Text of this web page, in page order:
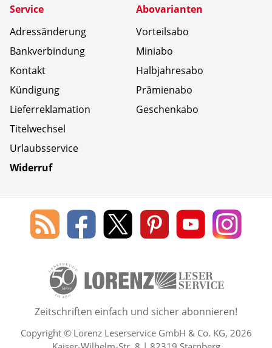
Service
Adressänderung
Bankverbindung
Kontakt
Kündigung
Lieferreklamation
Titelwechsel
Urlaubsservice
Widerruf
Abovarianten
Vorteilsabo
Miniabo
Halbjahresabo
Prämienabo
Geschenkabo
Social Media
Blog
des
Leserservice
Lorenz
Leserservice
Lorenz
Leserservice
Lorenz
Leserservice
Lorenz
Leserservice
Lorenz
50 Lesefreude im Abo Jahre
Zeitschriften einfach und sicher abonnieren!
Copyright © Lorenz Leserservice GmbH & Co. KG, 2026